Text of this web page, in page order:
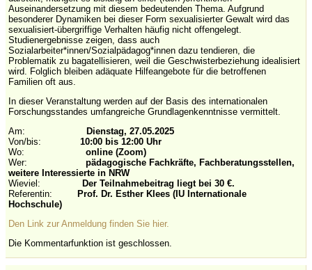
Auseinandersetzung mit diesem bedeutenden Thema. Aufgrund
besonderer Dynamiken bei dieser Form sexualisierter Gewalt wird das
sexualisiert-übergriffige Verhalten häufig nicht offengelegt.
Studienergebnisse zeigen, dass auch
Sozialarbeiter*innen/Sozialpädagog*innen dazu tendieren, die
Problematik zu bagatellisieren, weil die Geschwisterbeziehung idealisiert
wird. Folglich bleiben adäquate Hilfeangebote für die betroffenen
Familien oft aus.
In dieser Veranstaltung werden auf der Basis des internationalen
Forschungsstandes umfangreiche Grundlagenkenntnisse vermittelt.
Am:Dienstag, 27.05.2025
Von/bis:10:00 bis 12:00 Uhr
Wo:online (Zoom)
Wer:pädagogische Fachkräfte, Fachberatungsstellen,
weitere Interessierte in NRW
Wieviel:Der Teilnahmebeitrag liegt bei 30 €.
Referentin:Prof. Dr. Esther Klees (IU Internationale
Hochschule)
Den Link zur Anmeldung finden Sie hier.
Die Kommentarfunktion ist geschlossen.